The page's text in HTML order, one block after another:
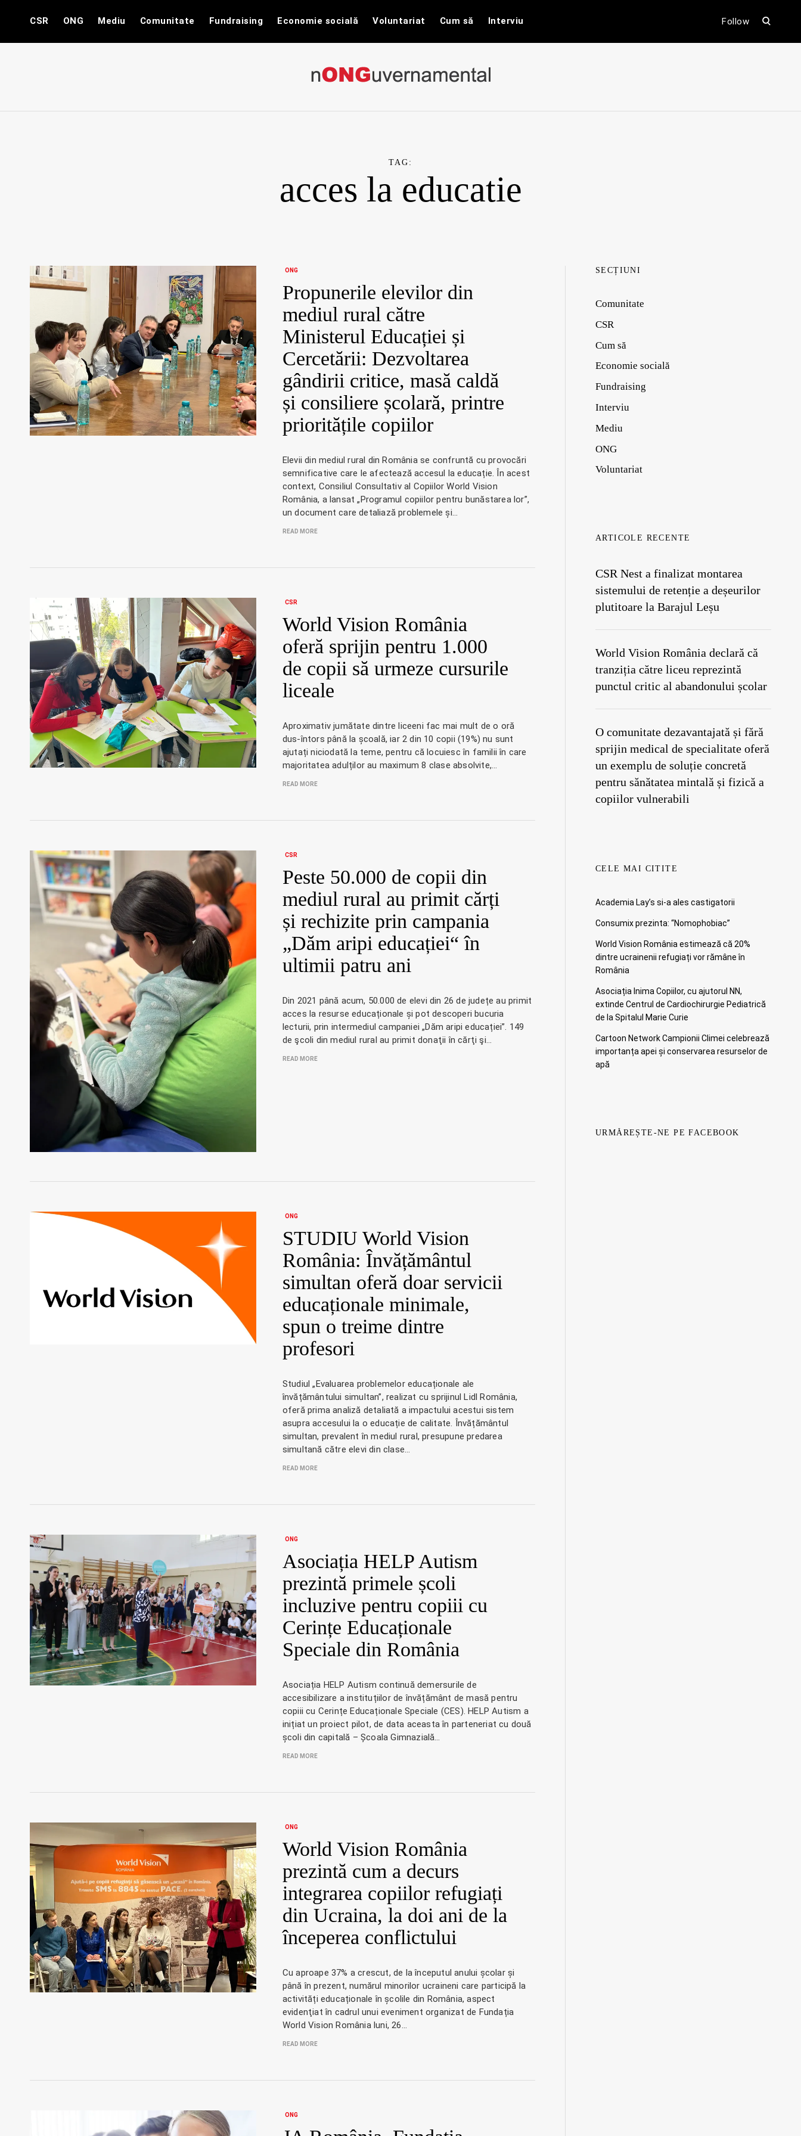
CSR ONG Mediu Comunitate Fundraising Economie socială Voluntariat Cum să Interviu Follow
open
form
nONGuvernamental
TAG:
acces la educatie
ONG
Propunerile elevilor din
mediul rural către
Ministerul Educației și
Cercetării: Dezvoltarea
gândirii critice, masă caldă
și consiliere școlară, printre
prioritățile copiilor
Elevii din mediul rural din România se confruntă cu provocări
semnificative care le afectează accesul la educație. În acest
context, Consiliul Consultativ al Copiilor World Vision
România, a lansat „Programul copiilor pentru bunăstarea lor”,
un document care detaliază problemele și…
READ MORE
CSR
World Vision România
oferă sprijin pentru 1.000
de copii să urmeze cursurile
liceale
Aproximativ jumătate dintre liceeni fac mai mult de o oră
dus-întors până la școală, iar 2 din 10 copii (19%) nu sunt
ajutați niciodată la teme, pentru că locuiesc în familii în care
majoritatea adulților au maximum 8 clase absolvite,…
READ MORE
CSR
Peste 50.000 de copii din
mediul rural au primit cărți
și rechizite prin campania
„Dăm aripi educației“ în
ultimii patru ani
Din 2021 până acum, 50.000 de elevi din 26 de județe au primit
acces la resurse educaționale și pot descoperi bucuria
lecturii, prin intermediul campaniei „Dăm aripi educației”. 149
de şcoli din mediul rural au primit donaţii în cărţi şi…
READ MORE
ONG
STUDIU World Vision
România: Învățământul
simultan oferă doar servicii
educaționale minimale,
spun o treime dintre
profesori
Studiul „Evaluarea problemelor educaționale ale
învățământului simultan”, realizat cu sprijinul Lidl România,
oferă prima analiză detaliată a impactului acestui sistem
asupra accesului la o educație de calitate. Învățământul
simultan, prevalent în mediul rural, presupune predarea
simultană către elevi din clase…
READ MORE
ONG
Asociația HELP Autism
prezintă primele școli
incluzive pentru copiii cu
Cerințe Educaționale
Speciale din România
Asociația HELP Autism continuă demersurile de
accesibilizare a instituțiilor de învățământ de masă pentru
copiii cu Cerințe Educaționale Speciale (CES). HELP Autism a
inițiat un proiect pilot, de data aceasta în parteneriat cu două
școli din capitală – Școala Gimnazială…
READ MORE
ONG
World Vision România
prezintă cum a decurs
integrarea copiilor refugiați
din Ucraina, la doi ani de la
începerea conflictului
Cu aproape 37% a crescut, de la începutul anului școlar și
până în prezent, numărul minorilor ucraineni care participă la
activități educaționale în școlile din România, aspect
evidenţiat în cadrul unui eveniment organizat de Fundația
World Vision România luni, 26…
READ MORE
ONG
SECȚIUNI
Comunitate
CSR
Cum să
Economie socială
Fundraising
Interviu
Mediu
ONG
Voluntariat
ARTICOLE RECENTE
CSR Nest a finalizat montarea
sistemului de retenție a deșeurilor
plutitoare la Barajul Leșu
World Vision România declară că
tranziția către liceu reprezintă
punctul critic al abandonului școlar
O comunitate dezavantajată și fără
sprijin medical de specialitate oferă
un exemplu de soluție concretă
pentru sănătatea mintală și fizică a
copiilor vulnerabili
CELE MAI CITITE
Academia Lay’s si-a ales castigatorii
Consumix prezinta: “Nomophobiac”
World Vision România estimează că 20%
dintre ucrainenii refugiați vor rămâne în
România
Asociația Inima Copiilor, cu ajutorul NN,
extinde Centrul de Cardiochirurgie Pediatrică
de la Spitalul Marie Curie
Cartoon Network Campionii Climei celebrează
importanța apei și conservarea resurselor de
apă
URMĂREȘTE-NE PE FACEBOOK